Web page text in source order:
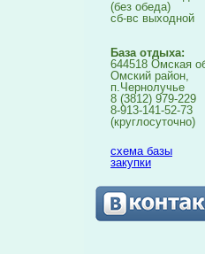
(без обеда)
сб-вс выходной
База отдыха:
644518 Омская
Омский район,
п.Чернолучье
8 (3812) 979-229
8-913-141-52-73
(круглосуточно)
схема базы
закупки